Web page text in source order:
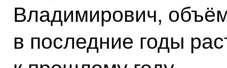
Владимирович,
в последние годы